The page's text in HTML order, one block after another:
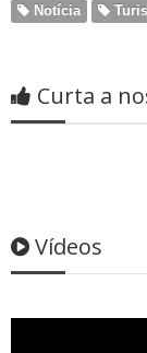
Notícia
Curta a
Vídeos